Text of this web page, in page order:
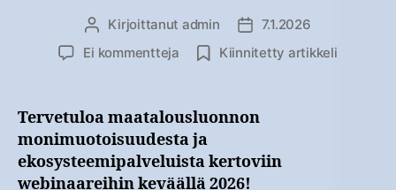
Kirjoittaja
Kirjoittanut admin Julkaisupäivämäärä
7.1.2026
Ei kommenttejaartikkeliin
monimuotoisuudesta
2026
Kiinnitetty artikkeli
Tervetuloa maatalousluonnon
monimuotoisuudesta ja
ekosysteemipalveluista kertoviin
webinaareihin keväällä 2026!